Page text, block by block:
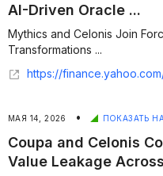
AI-Driven Oracle ...
Mythics and Celonis Join
Transformations ...
https://finance.yahoo.com/technology/ai/articles/mythics-celonis-join-forces-accelerate-
МАЯ 14, 2026 • ПОКАЗАТЬ
Coupa and Celonis
Value Leakage